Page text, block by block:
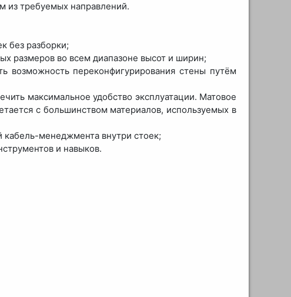
из требуемых направлений.
без разборки;
размеров во всем диапазоне высот и ширин;
возможность переконфигурирования стены путём
максимальное удобство эксплуатации. Матовое
с большинством материалов, используемых в
кабель-менеджмента внутри стоек;
и навыков.